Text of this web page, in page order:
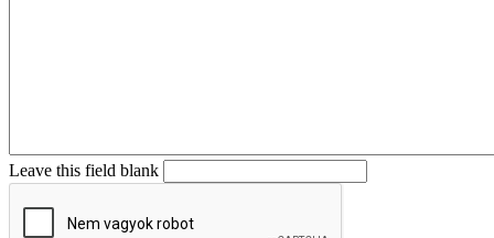
Leave this field blank